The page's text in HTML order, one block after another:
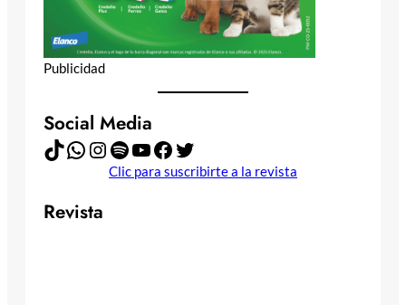
Publicidad
Social Media
TikTok WhatsApp Instagram Spotify YouTube Facebook Twitter
Clic para suscribirte a la revista
Revista